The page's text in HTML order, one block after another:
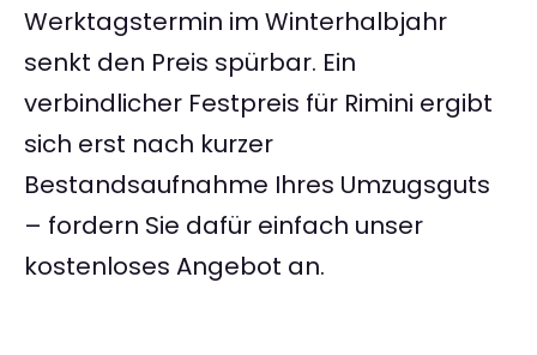
Werktagstermin im Winterhalbjahr
senkt den Preis spürbar. Ein
verbindlicher Festpreis für Rimini ergibt
sich erst nach kurzer
Bestandsaufnahme Ihres Umzugsguts
– fordern Sie dafür einfach unser
kostenloses Angebot an.